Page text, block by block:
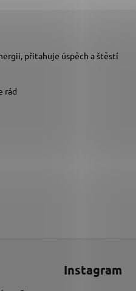
přitahuje úspěch a štěstí
rád
Instagram